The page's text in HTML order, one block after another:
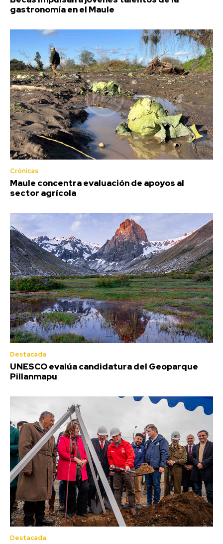
gastronomía en el Maule
Crónicas
Maule concentra evaluación de apoyos al
sector agrícola
Destacada
UNESCO evalúa candidatura del Geoparque
Pillanmapu
Destacada